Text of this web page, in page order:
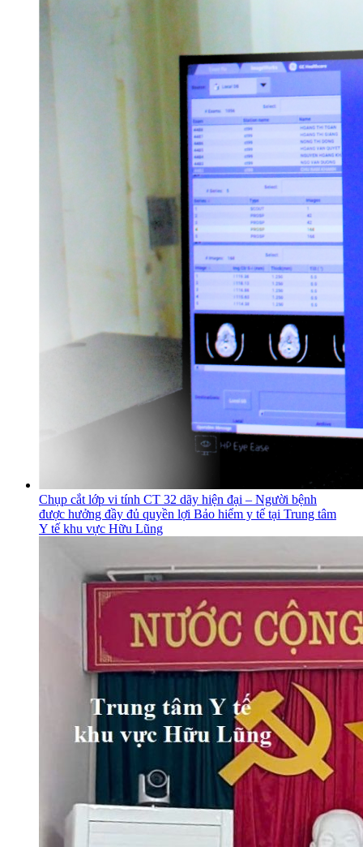
Chụp cắt lớp vi tính CT 32 dãy hiện đại – Người bệnh
được hưởng đầy đủ quyền lợi Bảo hiểm y tế tại Trung tâm
Y tế khu vực Hữu Lũng